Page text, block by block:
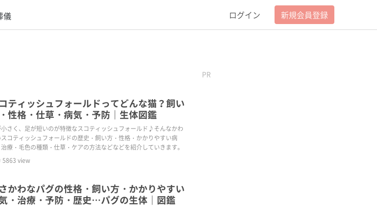
儀 ログイン 新規会員登録
ティッシュフォールドってどんな猫？飼い
性格・仕草・病気・予防｜生体図鑑
さく、足が短いのが特徴なスコティッシュフォールド♪そんなかわ
コティッシュフォールドの歴史・飼い方・性格・かかりやすい病
療・毛色の種類・仕草・ケアの方法などなどを紹介していきます。
5863 view
かわなパグの性格・飼い方・かかりやすい
・治療・予防・歴史…パグの生体｜図鑑
PR